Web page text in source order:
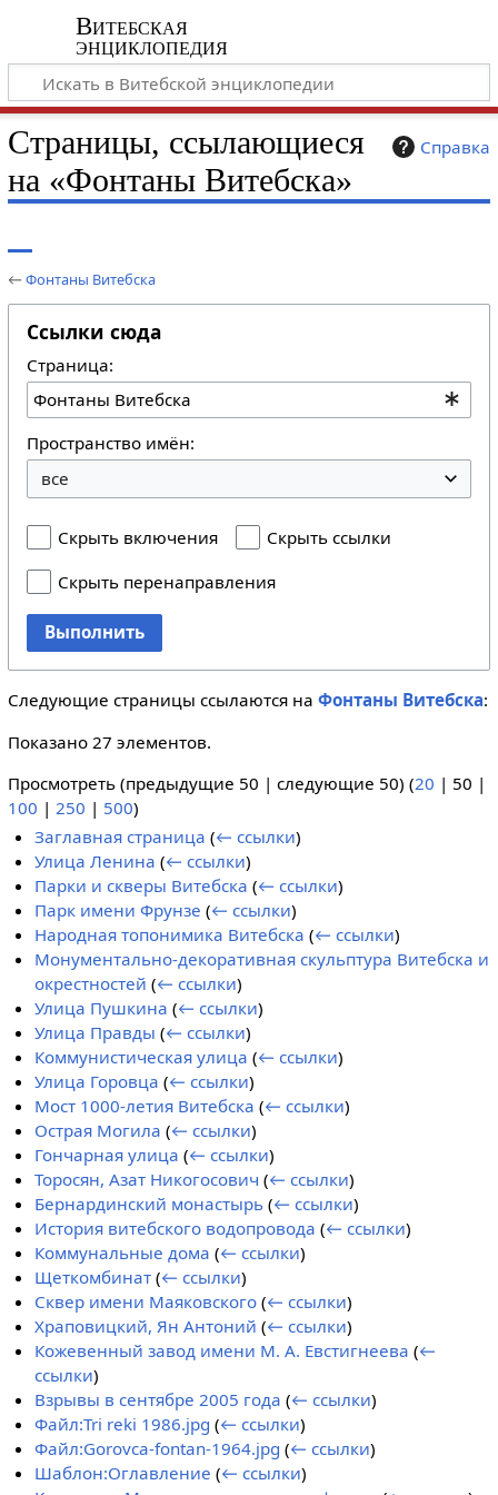
Витебская
энциклопедия
Справка
Страницы, ссылающиеся
на «Фонтаны Витебска»
←Фонтаны Витебска
Ссылки сюда
Страница:
Пространство имён:
Скрыть включения
Скрыть ссылки
Скрыть перенаправления
Выполнить
Следующие страницы ссылаются на Фонтаны Витебска:
Показано 27 элементов.
Просмотреть (предыдущие 50 | следующие 50) (20 | 50 |
100 | 250 | 500)
Заглавная страница (← ссылки)
Улица Ленина (← ссылки)
Парки и скверы Витебска (← ссылки)
Парк имени Фрунзе (← ссылки)
Народная топонимика Витебска (← ссылки)
Монументально-декоративная скульптура Витебска и
окрестностей (← ссылки)
Улица Пушкина (← ссылки)
Улица Правды (← ссылки)
Коммунистическая улица (← ссылки)
Улица Горовца (← ссылки)
Мост 1000-летия Витебска (← ссылки)
Острая Могила (← ссылки)
Гончарная улица (← ссылки)
Торосян, Азат Никогосович (← ссылки)
Бернардинский монастырь (← ссылки)
История витебского водопровода (← ссылки)
Коммунальные дома (← ссылки)
Щеткомбинат (← ссылки)
Сквер имени Маяковского (← ссылки)
Храповицкий, Ян Антоний (← ссылки)
Кожевенный завод имени М. А. Евстигнеева (←
ссылки)
Взрывы в сентябре 2005 года (← ссылки)
Файл:Tri reki 1986.jpg (← ссылки)
Файл:Gorovca-fontan-1964.jpg (← ссылки)
Шаблон:Оглавление (← ссылки)